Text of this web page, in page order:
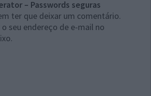
– Passwords seguras
ter que deixar um comentário.
seu endereço de e-mail no